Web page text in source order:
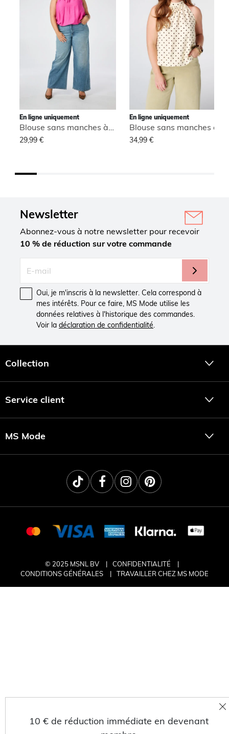
En ligne uniquement
29,99 €
En ligne uniquement
34,99 €
Newsletter
Abonnez-vous à notre newsletter pour recevoir
10 % de réduction sur votre commande
Oui, je m'inscris à la newsletter. Cela correspond à
mes intérêts. Pour ce faire, MS Mode utilise les
données relatives à l'historique des commandes.
Voir la déclaration de confidentialité
Collection
Service client
MS Mode
© 2025 MSNL BV
CONFIDENTIALITÉ
CONDITIONS GÉNÉRALES
TRAVAILLER CHEZ MS MODE
10 € de réduction immédiate en devenant